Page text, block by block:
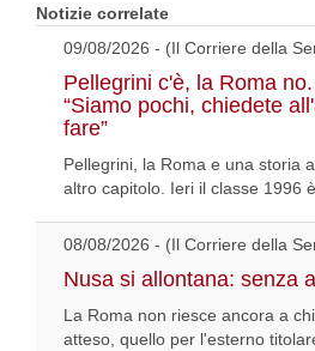
Notizie correlate
09/08/2026 - (Il Corriere della
Pellegrini c'è, la Roma
“Siamo pochi, chiedete
fare”
Pellegrini, la Roma e una storia
altro capitolo. Ieri il classe 1996
08/08/2026 - (Il Corriere della
Nusa si allontana: senza
La Roma non riesce ancora a
atteso, quello per l'esterno